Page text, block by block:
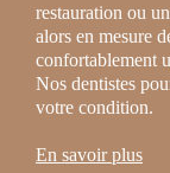
restauration ou
alors en mesure
confortablement
Nos dentistes
votre condition.
En savoir plus